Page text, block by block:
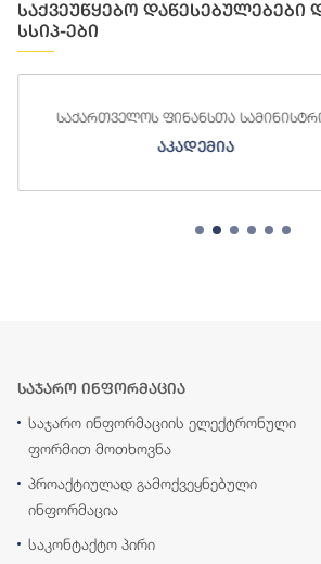
საქვეუწყებო დაწესებულებები
სსიპ-ები
საქართველოს
საფინანსო-
საჯარო ინფორმაცია
საჯარო ინფორმაციის ელექტრონული
ფორმით მოთხოვნა
პროაქტიულად გამოქვეყნებული
ინფორმაცია
საკონტაქტო პირი